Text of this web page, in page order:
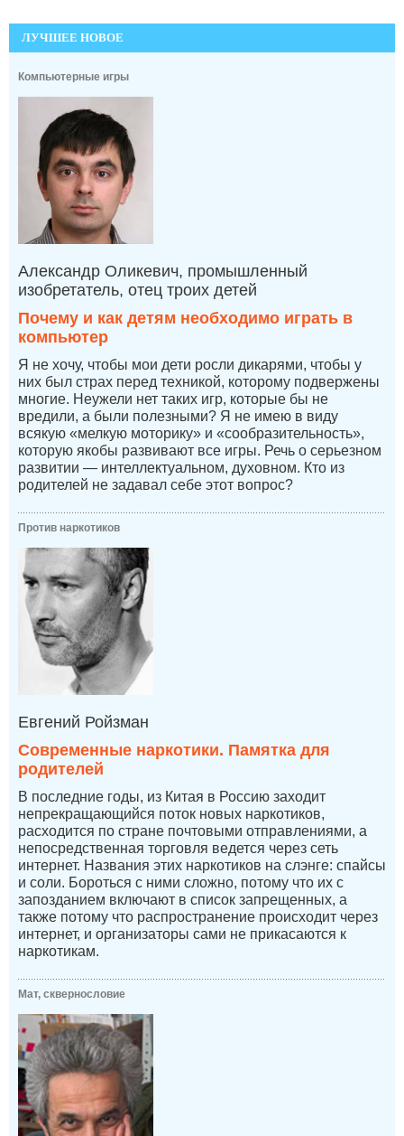
ЛУЧШЕЕ НОВОЕ
Компьютерные игры
Александр Оликевич, промышленный
изобретатель, отец троих детей
Почему и как детям необходимо играть в
компьютер
Я не хочу, чтобы мои дети росли дикарями, чтобы у
них был страх перед техникой, которому подвержены
многие. Неужели нет таких игр, которые бы не
вредили, а были полезными? Я не имею в виду
всякую «мелкую моторику» и «сообразительность»,
которую якобы развивают все игры. Речь о серьезном
развитии — интеллектуальном, духовном. Кто из
родителей не задавал себе этот вопрос?
Против наркотиков
Евгений Ройзман
Современные наркотики. Памятка для
родителей
В последние годы, из Китая в Россию заходит
непрекращающийся поток новых наркотиков,
расходится по стране почтовыми отправлениями, а
непосредственная торговля ведется через сеть
интернет. Названия этих наркотиков на слэнге: спайсы
и соли. Бороться с ними сложно, потому что их с
запозданием включают в список запрещенных, а
также потому что распространение происходит через
интернет, и организаторы сами не прикасаются к
наркотикам.
Мат, сквернословие